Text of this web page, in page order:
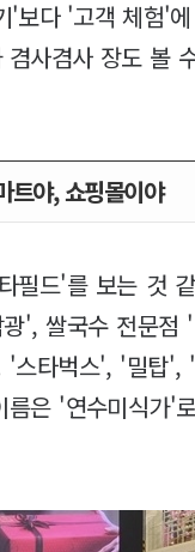
보다 '고객 체험'
사겸사 장도 볼
트야, 쇼핑몰이야
필드'를 보는 것
', 쌀국수 전문
스타벅스', '밀탑',
은 '연수미식가'